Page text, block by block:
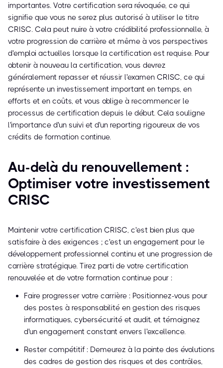
importantes. Votre certification sera révoquée, ce qui
signifie que vous ne serez plus autorisé à utiliser le titre
CRISC. Cela peut nuire à votre crédibilité professionnelle, à
votre progression de carrière et même à vos perspectives
d'emploi actuelles lorsque la certification est requise. Pour
obtenir à nouveau la certification, vous devrez
généralement repasser et réussir l'examen CRISC, ce qui
représente un investissement important en temps, en
efforts et en coûts, et vous oblige à recommencer le
processus de certification depuis le début. Cela souligne
l'importance d'un suivi et d'un reporting rigoureux de vos
crédits de formation continue.
Au-delà du renouvellement :
Optimiser votre investissement
CRISC
Maintenir votre certification CRISC, c'est bien plus que
satisfaire à des exigences ; c'est un engagement pour le
développement professionnel continu et une progression de
carrière stratégique. Tirez parti de votre certification
renouvelée et de votre formation continue pour :
Faire progresser votre carrière : Positionnez-vous pour
des postes à responsabilité en gestion des risques
informatiques, cybersécurité et audit, et témoignez
d'un engagement constant envers l'excellence.
Rester compétitif : Demeurez à la pointe des évolutions
des cadres de gestion des risques et des contrôles,